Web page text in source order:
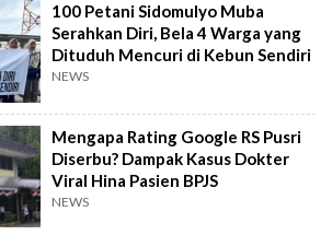
100 Petani Sidomulyo Muba
Serahkan Diri, Bela 4 Warga yang
Dituduh Mencuri di Kebun Sendiri
NEWS
Mengapa Rating Google RS Pusri
Diserbu? Dampak Kasus Dokter
Viral Hina Pasien BPJS
NEWS